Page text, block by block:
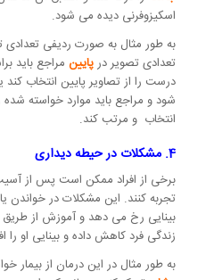
اسکیزوفرنی دیده می شود.
به طور مثال به صورت ردیفی
تعدادی تصویر درپایین مراجع باید
درست را از تصاویر پایین انتخاب
شود و مراجع باید موارد خواسته
انتخاب و مرتب کند.
4. مشکلات در حیطه دیداری
برخی از افراد ممکن است پس از
تجربه کنند. این مشکلات در خواندن
بینایی رخ می دهد و آموزش از طریق
زندگی فرد کاهش داده و بینایی او
به طور مثال در این درمان از بیمار